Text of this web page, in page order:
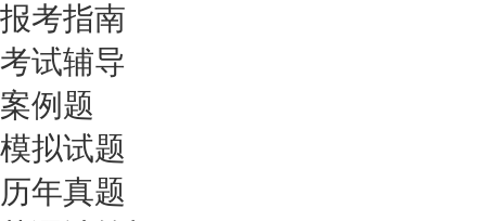
报考指南
考试辅导
案例题
模拟试题
历年真题